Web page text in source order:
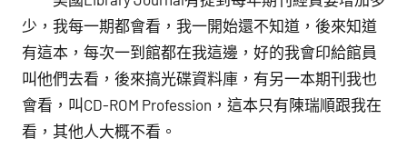
少，我每一期都會看，我一開始還不知道，後來知道
有這本，每次一到館都在我這邊，好的我會印給館員
叫他們去看，後來搞光碟資料庫，有另一本期刊我也
會看，叫CD-ROM Profession，這本只有陳瑞順跟我在
看，其他人大概不看。